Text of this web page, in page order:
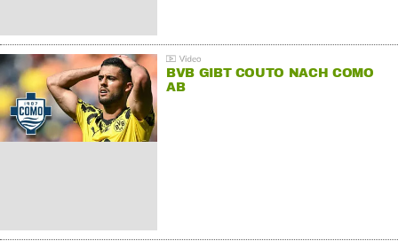
BVB GIBT COUTO NACH COMO
AB